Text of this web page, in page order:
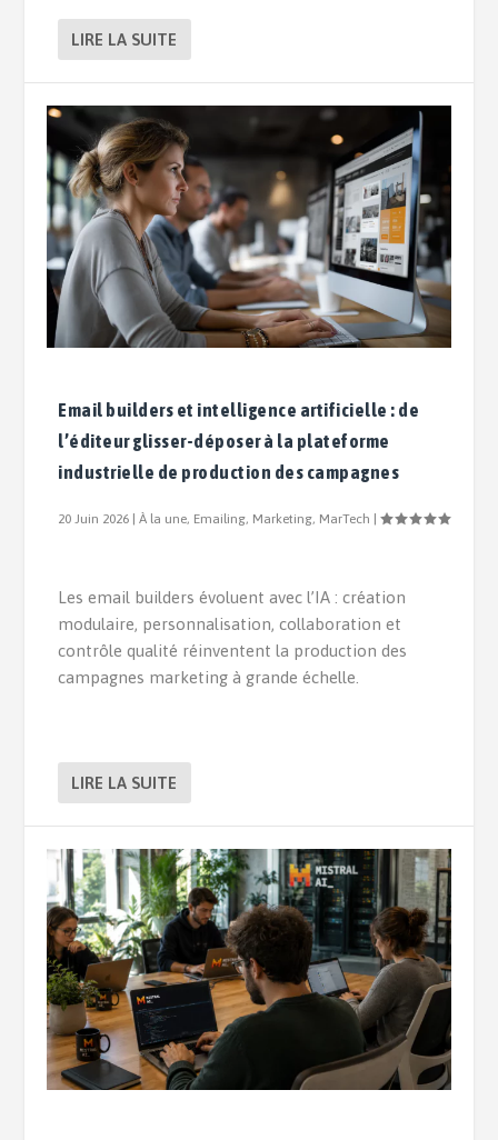
LIRE LA SUITE
Email builders et intelligence artificielle : de
l’éditeur glisser-déposer à la plateforme
industrielle de production des campagnes
20 Juin 2026 |À la une, Emailing, Marketing, MarTech |
Les email builders évoluent avec l’IA : création
modulaire, personnalisation, collaboration et
contrôle qualité réinventent la production des
campagnes marketing à grande échelle.
LIRE LA SUITE